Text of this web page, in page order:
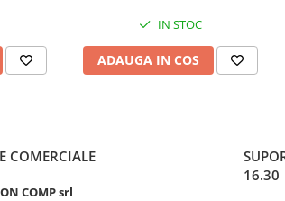
IN STOC
ADAUGA IN COS
COMERCIALE
COMP srl
16.30